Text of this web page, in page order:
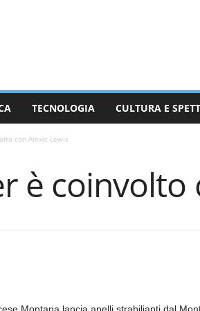
TECNOLOGIA CULTURA E
con Alexis Lewis
è coinvolto